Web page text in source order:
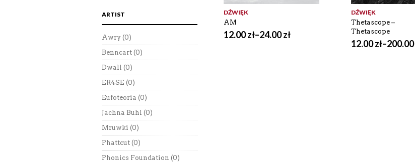
DŹWIĘK
AM
12.00zł–24.00zł
DŹWIĘK
Thetascope –
Thetascope
12.00zł–200.00
ARTIST
Awry (0)
Benncart (0)
Dwall (0)
ER4SE (0)
Eufoteoria (0)
Jachna Buhl (0)
Mruwki (0)
Phattcut (0)
Phonics Foundation (0)